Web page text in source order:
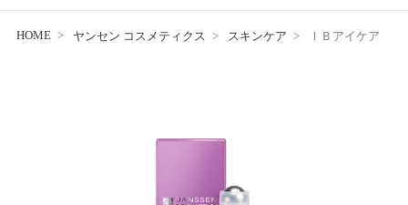
HOME ヤンセン コスメティクス スキンケア ＩＢアイケア